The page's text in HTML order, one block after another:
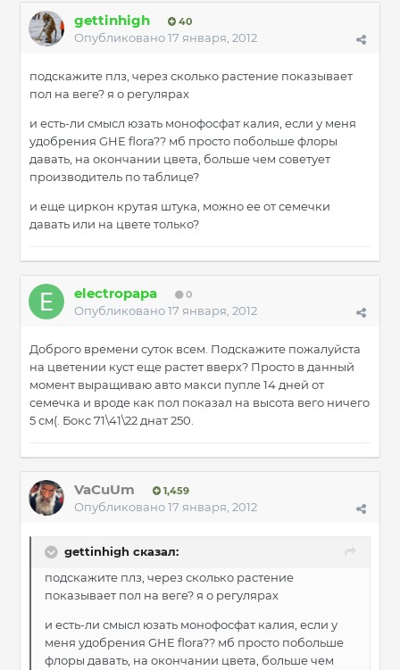
gettinhigh 40
Опубликовано17 января, 2012
подскажите плз, через сколько растение показывает
пол на веге? я о регулярах
и есть-ли смысл юзать монофосфат калия, если у меня
удобрения GHE flora?? мб просто побольше флоры
давать, на окончании цвета, больше чем советует
производитель по таблице?
и еще циркон крутая штука, можно ее от семечки
давать или на цвете только?
electropapa 0
Опубликовано17 января, 2012
Доброго времени суток всем. Подскажите пожалуйста
на цветении куст еще растет вверх? Просто в данный
момент выращиваю авто макси пупле 14 дней от
семечка и вроде как пол показал на высота вего ничего
5 см(. Бокс 71\41\22 днат 250.
VaCuUm 1,459
Опубликовано17 января, 2012
gettinhigh сказал:
подскажите плз, через сколько растение
показывает пол на веге? я о регулярах
и есть-ли смысл юзать монофосфат калия, если у
меня удобрения GHE flora?? мб просто побольше
флоры давать, на окончании цвета, больше чем